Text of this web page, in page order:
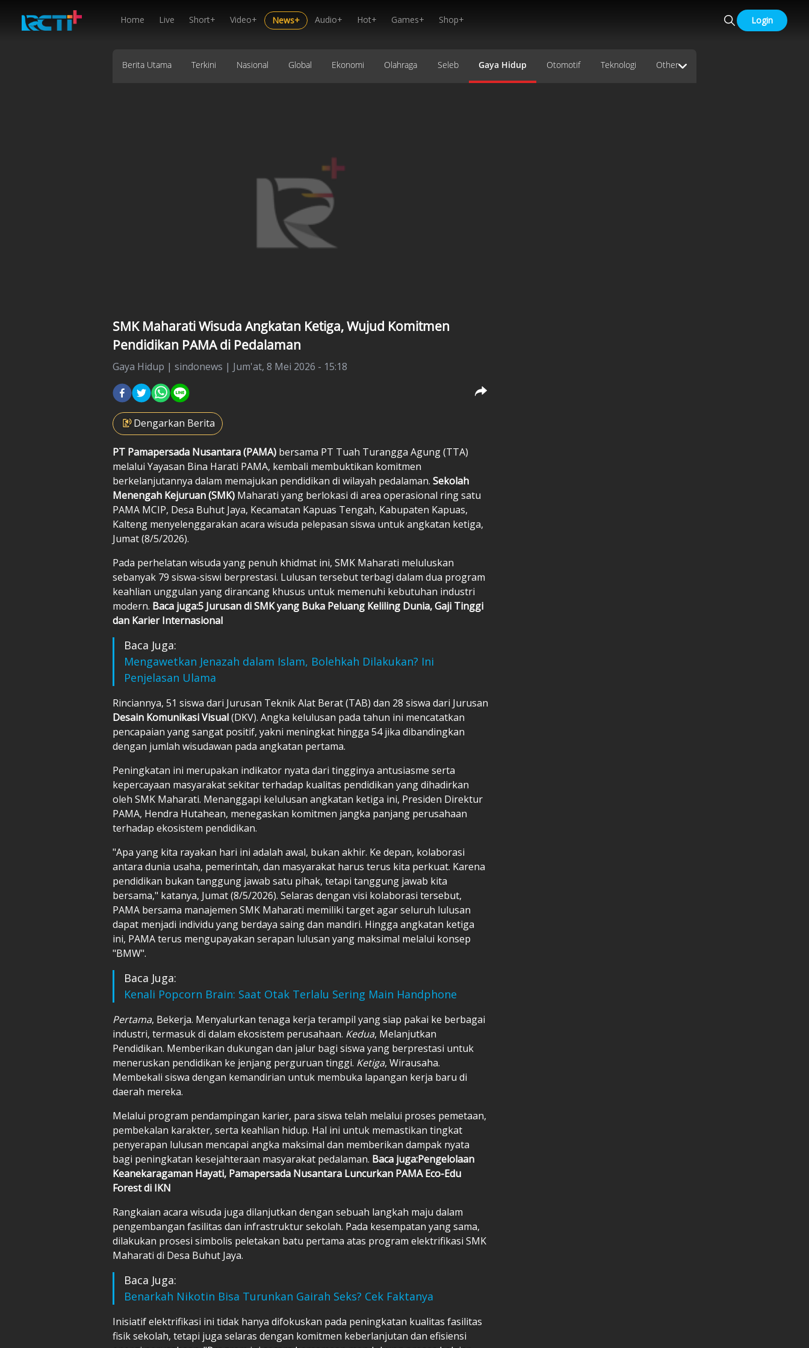
Home Live Short+ Video+ News+ Audio+ Hot+ Games+ Shop+ Login
Berita Utama Terkini Nasional Global Ekonomi Olahraga Seleb Gaya Hidup Otomotif Teknologi Other
SMK Maharati Wisuda Angkatan Ketiga, Wujud Komitmen
Pendidikan PAMA di Pedalaman
Gaya Hidup | sindonews | Jum'at, 8 Mei 2026 - 15:18
Dengarkan Berita
PT Pamapersada Nusantara (PAMA) bersama PT Tuah Turangga Agung (TTA)
melalui Yayasan Bina Harati PAMA, kembali membuktikan komitmen
berkelanjutannya dalam memajukan pendidikan di wilayah pedalaman. Sekolah
Menengah Kejuruan (SMK) Maharati yang berlokasi di area operasional ring satu
PAMA MCIP, Desa Buhut Jaya, Kecamatan Kapuas Tengah, Kabupaten Kapuas,
Kalteng menyelenggarakan acara wisuda pelepasan siswa untuk angkatan ketiga,
Jumat (8/5/2026).
Pada perhelatan wisuda yang penuh khidmat ini, SMK Maharati meluluskan
sebanyak 79 siswa-siswi berprestasi. Lulusan tersebut terbagi dalam dua program
keahlian unggulan yang dirancang khusus untuk memenuhi kebutuhan industri
modern. Baca juga:5 Jurusan di SMK yang Buka Peluang Keliling Dunia, Gaji Tinggi
dan Karier Internasional
Baca Juga:
Mengawetkan Jenazah dalam Islam, Bolehkah Dilakukan? Ini
Penjelasan Ulama
Rinciannya, 51 siswa dari Jurusan Teknik Alat Berat (TAB) dan 28 siswa dari Jurusan
Desain Komunikasi Visual(DKV). Angka kelulusan pada tahun ini mencatatkan
pencapaian yang sangat positif, yakni meningkat hingga 54 jika dibandingkan
dengan jumlah wisudawan pada angkatan pertama.
Peningkatan ini merupakan indikator nyata dari tingginya antusiasme serta
kepercayaan masyarakat sekitar terhadap kualitas pendidikan yang dihadirkan
oleh SMK Maharati. Menanggapi kelulusan angkatan ketiga ini, Presiden Direktur
PAMA, Hendra Hutahean, menegaskan komitmen jangka panjang perusahaan
terhadap ekosistem pendidikan.
"Apa yang kita rayakan hari ini adalah awal, bukan akhir. Ke depan, kolaborasi
antara dunia usaha, pemerintah, dan masyarakat harus terus kita perkuat. Karena
pendidikan bukan tanggung jawab satu pihak, tetapi tanggung jawab kita
bersama," katanya, Jumat (8/5/2026). Selaras dengan visi kolaborasi tersebut,
PAMA bersama manajemen SMK Maharati memiliki target agar seluruh lulusan
dapat menjadi individu yang berdaya saing dan mandiri. Hingga angkatan ketiga
ini, PAMA terus mengupayakan serapan lulusan yang maksimal melalui konsep
"BMW".
Baca Juga:
Kenali Popcorn Brain: Saat Otak Terlalu Sering Main Handphone
Pertama, Bekerja. Menyalurkan tenaga kerja terampil yang siap pakai ke berbagai
industri, termasuk di dalam ekosistem perusahaan. Kedua, Melanjutkan
Pendidikan. Memberikan dukungan dan jalur bagi siswa yang berprestasi untuk
meneruskan pendidikan ke jenjang perguruan tinggi. Ketiga, Wirausaha.
Membekali siswa dengan kemandirian untuk membuka lapangan kerja baru di
daerah mereka.
Melalui program pendampingan karier, para siswa telah melalui proses pemetaan,
pembekalan karakter, serta keahlian hidup. Hal ini untuk memastikan tingkat
penyerapan lulusan mencapai angka maksimal dan memberikan dampak nyata
bagi peningkatan kesejahteraan masyarakat pedalaman. Baca juga:Pengelolaan
Keanekaragaman Hayati, Pamapersada Nusantara Luncurkan PAMA Eco-Edu
Forest di IKN
Rangkaian acara wisuda juga dilanjutkan dengan sebuah langkah maju dalam
pengembangan fasilitas dan infrastruktur sekolah. Pada kesempatan yang sama,
dilakukan prosesi simbolis peletakan batu pertama atas program elektrifikasi SMK
Maharati di Desa Buhut Jaya.
Baca Juga:
Benarkah Nikotin Bisa Turunkan Gairah Seks? Cek Faktanya
Inisiatif elektrifikasi ini tidak hanya difokuskan pada peningkatan kualitas fasilitas
fisik sekolah, tetapi juga selaras dengan komitmen keberlanjutan dan efisiensi